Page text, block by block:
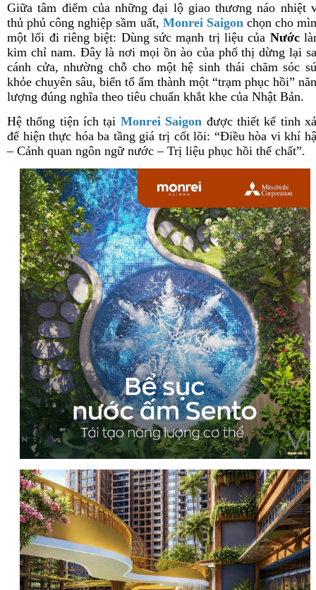
Giữa tâm điểm của những đại lộ giao thương náo nhiệt
thủ phủ công nghiệp sầm uất, Monrei Saigonchọn cho
một lối đi riêng biệt: Dùng sức mạnh trị liệu của Nước
kim chỉ nam. Đây là nơi mọi ồn ào của phố thị dừng lại
cánh cửa, nhường chỗ cho một hệ sinh thái chăm sóc
khỏe chuyên sâu, biến tổ ấm thành một “trạm phục hồi”
lượng đúng nghĩa theo tiêu chuẩn khắt khe của Nhật Bản.
Hệ thống tiện ích tại Monrei Saigon được thiết kế tinh
để hiện thực hóa ba tầng giá trị cốt lõi: “Điều hòa vi khí
– Cảnh quan ngôn ngữ nước – Trị liệu phục hồi thể chất”.